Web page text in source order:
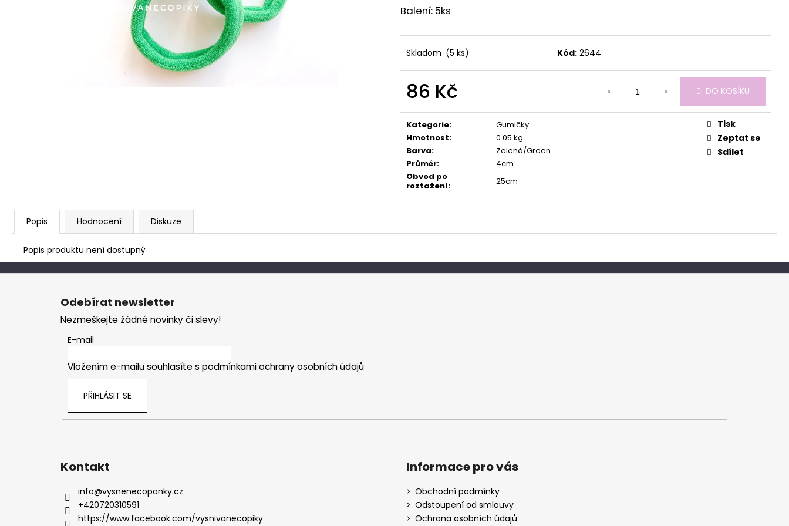
Balení: 5ks
Skladom (5 ks) Kód: 2644
86 Kč
cena:
DO KOŠÍKU
Kategorie:
Gumičky
Hmotnost:
0.05 kg
Barva:
Zelená/Green
Průměr:
4cm
Obvod po
roztažení: 25cm
Tisk
Zeptat se
Sdílet
Popis Hodnocení Diskuze
Popis produktu není dostupný
Z
Odebírat newsletter
Nezmeškejte žádné novinky či slevy!
E-mail
Vložením e-mailu souhlasíte s podmínkami ochrany osobních údajů
PŘIHLÁSIT SE
Kontakt
info@vysnenecopanky.cz
+420720310591
https://www.facebook.com/vysnivanecopiky
Informace pro vás
Obchodní podmínky
Odstoupení od smlouvy
Ochrana osobních údajů